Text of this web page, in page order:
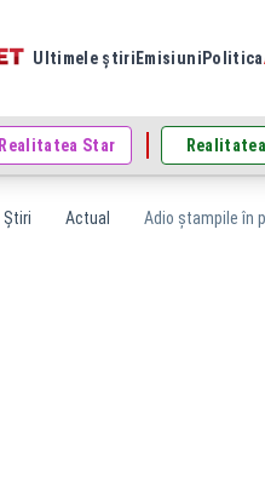
Ultimele știri Emisiuni Politica
Realitatea Star
Știri Actual Adio ștampile în